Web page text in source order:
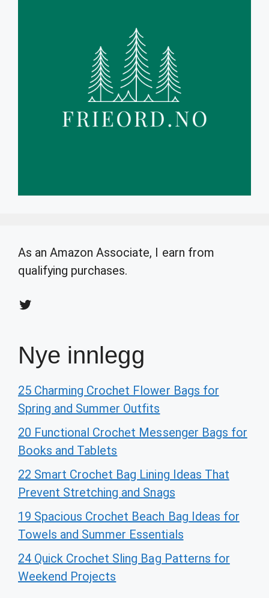
As an Amazon Associate, I earn from
qualifying purchases.
Twitter
Nye innlegg
25 Charming Crochet Flower Bags for
Spring and Summer Outfits
20 Functional Crochet Messenger Bags for
Books and Tablets
22 Smart Crochet Bag Lining Ideas That
Prevent Stretching and Snags
19 Spacious Crochet Beach Bag Ideas for
Towels and Summer Essentials
24 Quick Crochet Sling Bag Patterns for
Weekend Projects